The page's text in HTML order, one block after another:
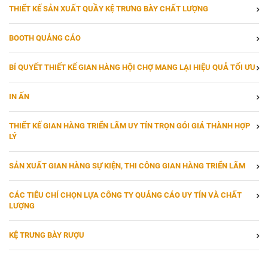
THIẾT KẾ SẢN XUẤT QUẦY KỆ TRƯNG BÀY CHẤT LƯỢNG
BOOTH QUẢNG CÁO
BÍ QUYẾT THIẾT KẾ GIAN HÀNG HỘI CHỢ MANG LẠI HIỆU QUẢ TỐI ƯU
IN ẤN
THIẾT KẾ GIAN HÀNG TRIỂN LÃM UY TÍN TRỌN GÓI GIÁ THÀNH HỢP
LÝ
SẢN XUẤT GIAN HÀNG SỰ KIỆN, THI CÔNG GIAN HÀNG TRIỂN LÃM
CÁC TIÊU CHÍ CHỌN LỰA CÔNG TY QUẢNG CÁO UY TÍN VÀ CHẤT
LƯỢNG
KỆ TRƯNG BÀY RƯỢU